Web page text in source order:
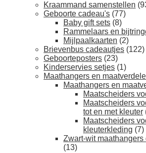
Kraammand samenstellen
Geboorte cadeau's (77)
Baby gift sets (8)
Rammelaars en
Mijlpaalkaarten (2)
Brievenbus cadeautjes (122)
Geboorteposters (23)
Kinderservies setjes (1)
Maathangers en
Maathangers en
Maatscheiders
Maatscheiders
tot en met kleuter
Maatscheiders
kleuterkleding (7)
Zwart-wit
(13)